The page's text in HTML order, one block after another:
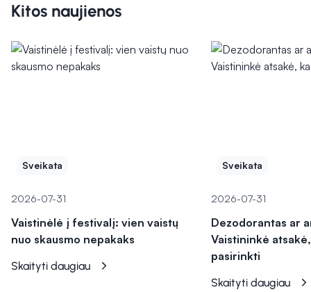
Kitos naujienos
Sveikata
2026-07-31
Vaistinėlė į festivalį: vien vaistų
nuo skausmo nepakaks
Skaityti daugiau
Sveikata
2026-07-31
Dezodorantas ar
Vaistininkė
pasirinkti
Skaityti daugiau